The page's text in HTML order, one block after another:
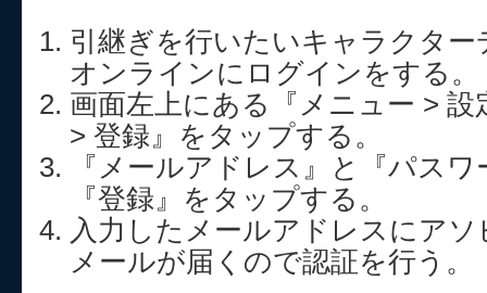
引継ぎを行いたいキャラクタ
オンラインにログインをする。
画面左上にある『メニュー >
> 登録』をタップする。
『メールアドレス』と『パス
『登録』をタップする。
入力したメールアドレスにア
メールが届くので認証を行う。